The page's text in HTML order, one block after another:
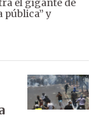
el gigante de
pública” y